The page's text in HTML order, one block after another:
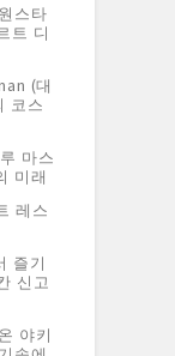
스타
트 디
(대
코스
마스
미래
레스
즐기
신고
야키